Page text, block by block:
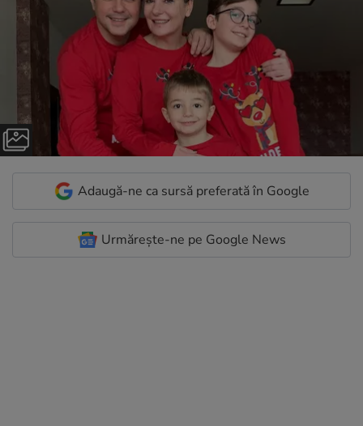
Adaugă-ne ca sursă preferată în Google
Urmărește-ne pe Google News